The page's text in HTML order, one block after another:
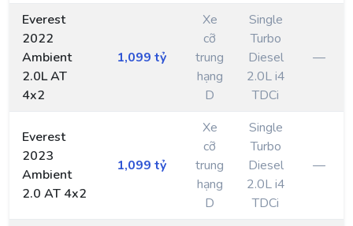
Everest
2022
Ambient
2.0L AT
4x2
1,099 tỷ
Xe
cỡ
trung
hạng
D
Single
Turbo
Diesel
2.0L i4
TDCi
—
Everest
2023
Ambient
2.0 AT 4x2
1,099 tỷ
Xe
cỡ
trung
hạng
D
Single
Turbo
Diesel
2.0L i4
TDCi
—